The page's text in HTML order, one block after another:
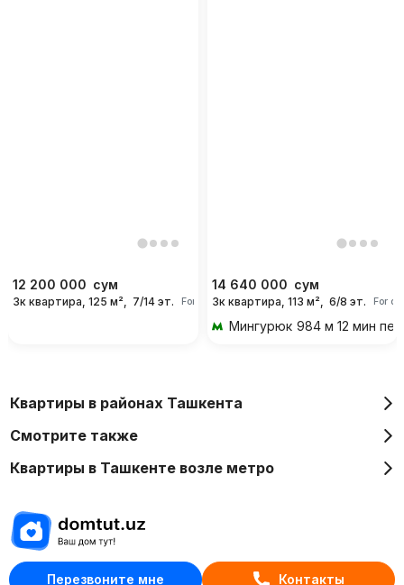
Перезвоните мне Контакты
12 200 000 сум
3к квартира, 125 м², 7/14 эт. For days
14 640 000 сум
3к квартира, 113 м², 6/8 эт. For
Мингурюк 984 м 12 мин
Квартиры в районах Ташкента
Смотрите также
Квартиры в Ташкенте возле метро
Отдел рекламы